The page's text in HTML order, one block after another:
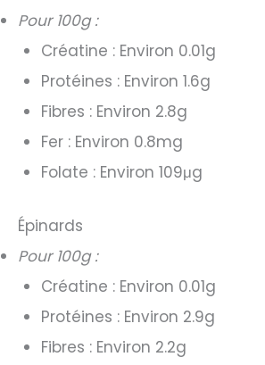
Pour 100g :
Créatine : Environ 0.01g
Protéines : Environ 1.6g
Fibres : Environ 2.8g
Fer : Environ 0.8mg
Folate : Environ 109μg
Épinards
Pour 100g :
Créatine : Environ 0.01g
Protéines : Environ 2.9g
Fibres : Environ 2.2g